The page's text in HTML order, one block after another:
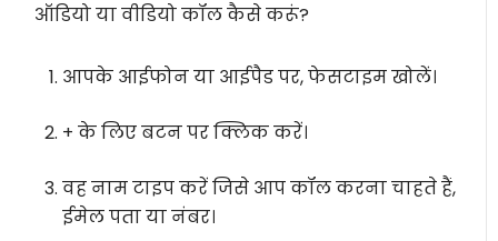
ऑडियो या वीडियो कॉल कैसे करूं?
आपके आईफोन या आईपैड पर, फेसटाइम खोलें।
+ के लिए बटन पर क्लिक करें।
वह नाम टाइप करें जिसे आप कॉल करना चाहते हैं,
ईमेल पता या नंबर।